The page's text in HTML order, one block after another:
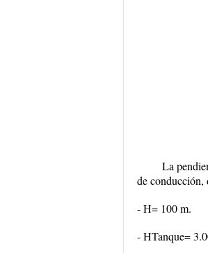
La
de conducción,
- H= 100 m.
- HTanque=